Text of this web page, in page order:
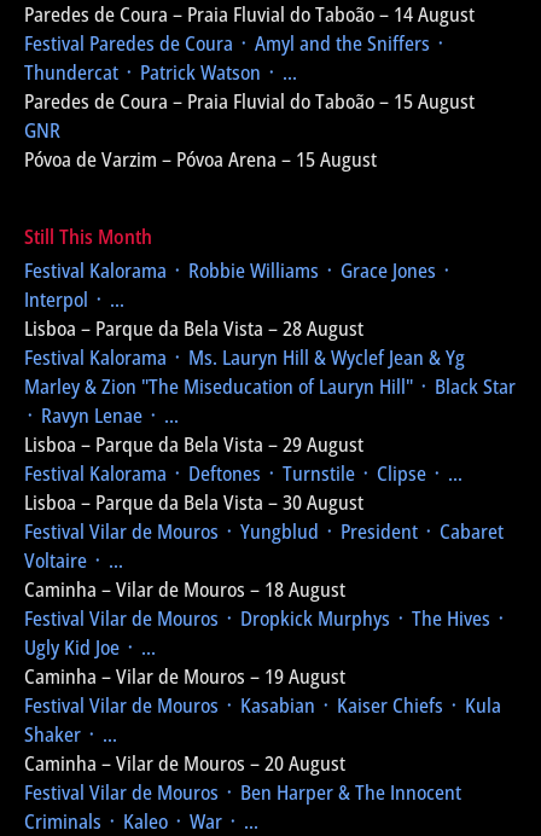
Paredes de Coura – Praia Fluvial do Taboão – 14 August
Festival Paredes de Coura ᛫ Amyl and the Sniffers ᛫
Thundercat ᛫ Patrick Watson ᛫ ...
Paredes de Coura – Praia Fluvial do Taboão – 15 August
GNR
Póvoa de Varzim – Póvoa Arena – 15 August
Still This Month
Festival Kalorama ᛫ Robbie Williams ᛫ Grace Jones ᛫
Interpol ᛫ ...
Lisboa – Parque da Bela Vista – 28 August
Festival Kalorama ᛫ Ms. Lauryn Hill & Wyclef Jean & Yg
Marley & Zion "The Miseducation of Lauryn Hill" ᛫ Black Star
᛫ Ravyn Lenae ᛫ ...
Lisboa – Parque da Bela Vista – 29 August
Festival Kalorama ᛫ Deftones ᛫ Turnstile ᛫ Clipse ᛫ ...
Lisboa – Parque da Bela Vista – 30 August
Festival Vilar de Mouros ᛫ Yungblud ᛫ President ᛫ Cabaret
Voltaire ᛫ ...
Caminha – Vilar de Mouros – 18 August
Festival Vilar de Mouros ᛫ Dropkick Murphys ᛫ The Hives ᛫
Ugly Kid Joe ᛫ ...
Caminha – Vilar de Mouros – 19 August
Festival Vilar de Mouros ᛫ Kasabian ᛫ Kaiser Chiefs ᛫ Kula
Shaker ᛫ ...
Caminha – Vilar de Mouros – 20 August
Festival Vilar de Mouros ᛫ Ben Harper & The Innocent
Criminals ᛫ Kaleo ᛫ War ᛫ ...